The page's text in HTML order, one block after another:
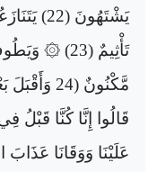
يَشْتَهُونَ
تَأْثِيمٌ (23)